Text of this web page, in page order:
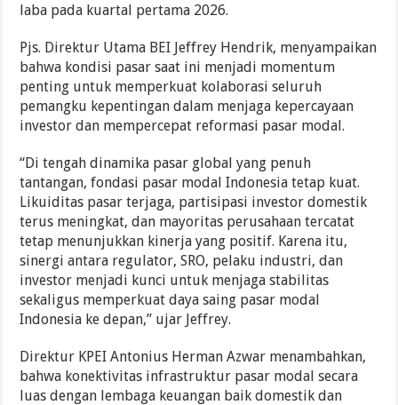
laba pada kuartal pertama 2026.
Pjs. Direktur Utama BEI Jeffrey Hendrik, menyampaikan
bahwa kondisi pasar saat ini menjadi momentum
penting untuk memperkuat kolaborasi seluruh
pemangku kepentingan dalam menjaga kepercayaan
investor dan mempercepat reformasi pasar modal.
“Di tengah dinamika pasar global yang penuh
tantangan, fondasi pasar modal Indonesia tetap kuat.
Likuiditas pasar terjaga, partisipasi investor domestik
terus meningkat, dan mayoritas perusahaan tercatat
tetap menunjukkan kinerja yang positif. Karena itu,
sinergi antara regulator, SRO, pelaku industri, dan
investor menjadi kunci untuk menjaga stabilitas
sekaligus memperkuat daya saing pasar modal
Indonesia ke depan,” ujar Jeffrey.
Direktur KPEI Antonius Herman Azwar menambahkan,
bahwa konektivitas infrastruktur pasar modal secara
luas dengan lembaga keuangan baik domestik dan